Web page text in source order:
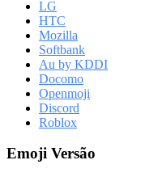
LG
HTC
Mozilla
Softbank
Au by KDDI
Docomo
Openmoji
Discord
Roblox
Emoji Versão